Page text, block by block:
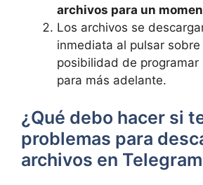
archivos para un
Los archivos se
inmediata al pulsar sobre
posibilidad de programar
para más adelante.
¿Qué debo hacer si
problemas para
archivos en